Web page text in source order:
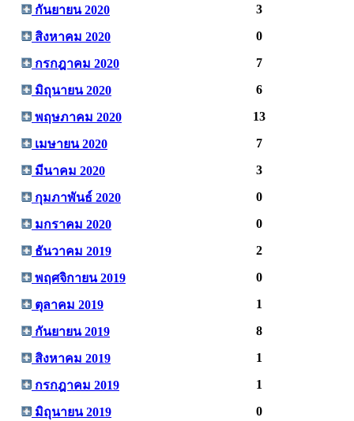
กันยายน 2020 3
สิงหาคม 2020 0
กรกฎาคม 2020 7
มิถุนายน 2020 6
พฤษภาคม 2020 13
เมษายน 2020 7
มีนาคม 2020 3
กุมภาพันธ์ 2020 0
มกราคม 2020 0
ธันวาคม 2019 2
พฤศจิกายน 2019 0
ตุลาคม 2019 1
กันยายน 2019 8
สิงหาคม 2019 1
กรกฎาคม 2019 1
มิถุนายน 2019 0